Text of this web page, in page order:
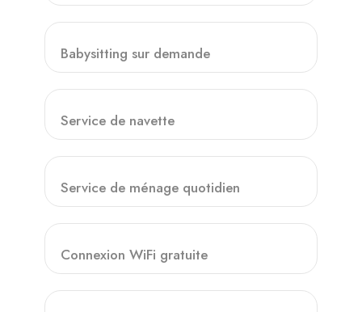
Babysitting sur demande
Service de navette
Service de ménage quotidien
Connexion WiFi gratuite